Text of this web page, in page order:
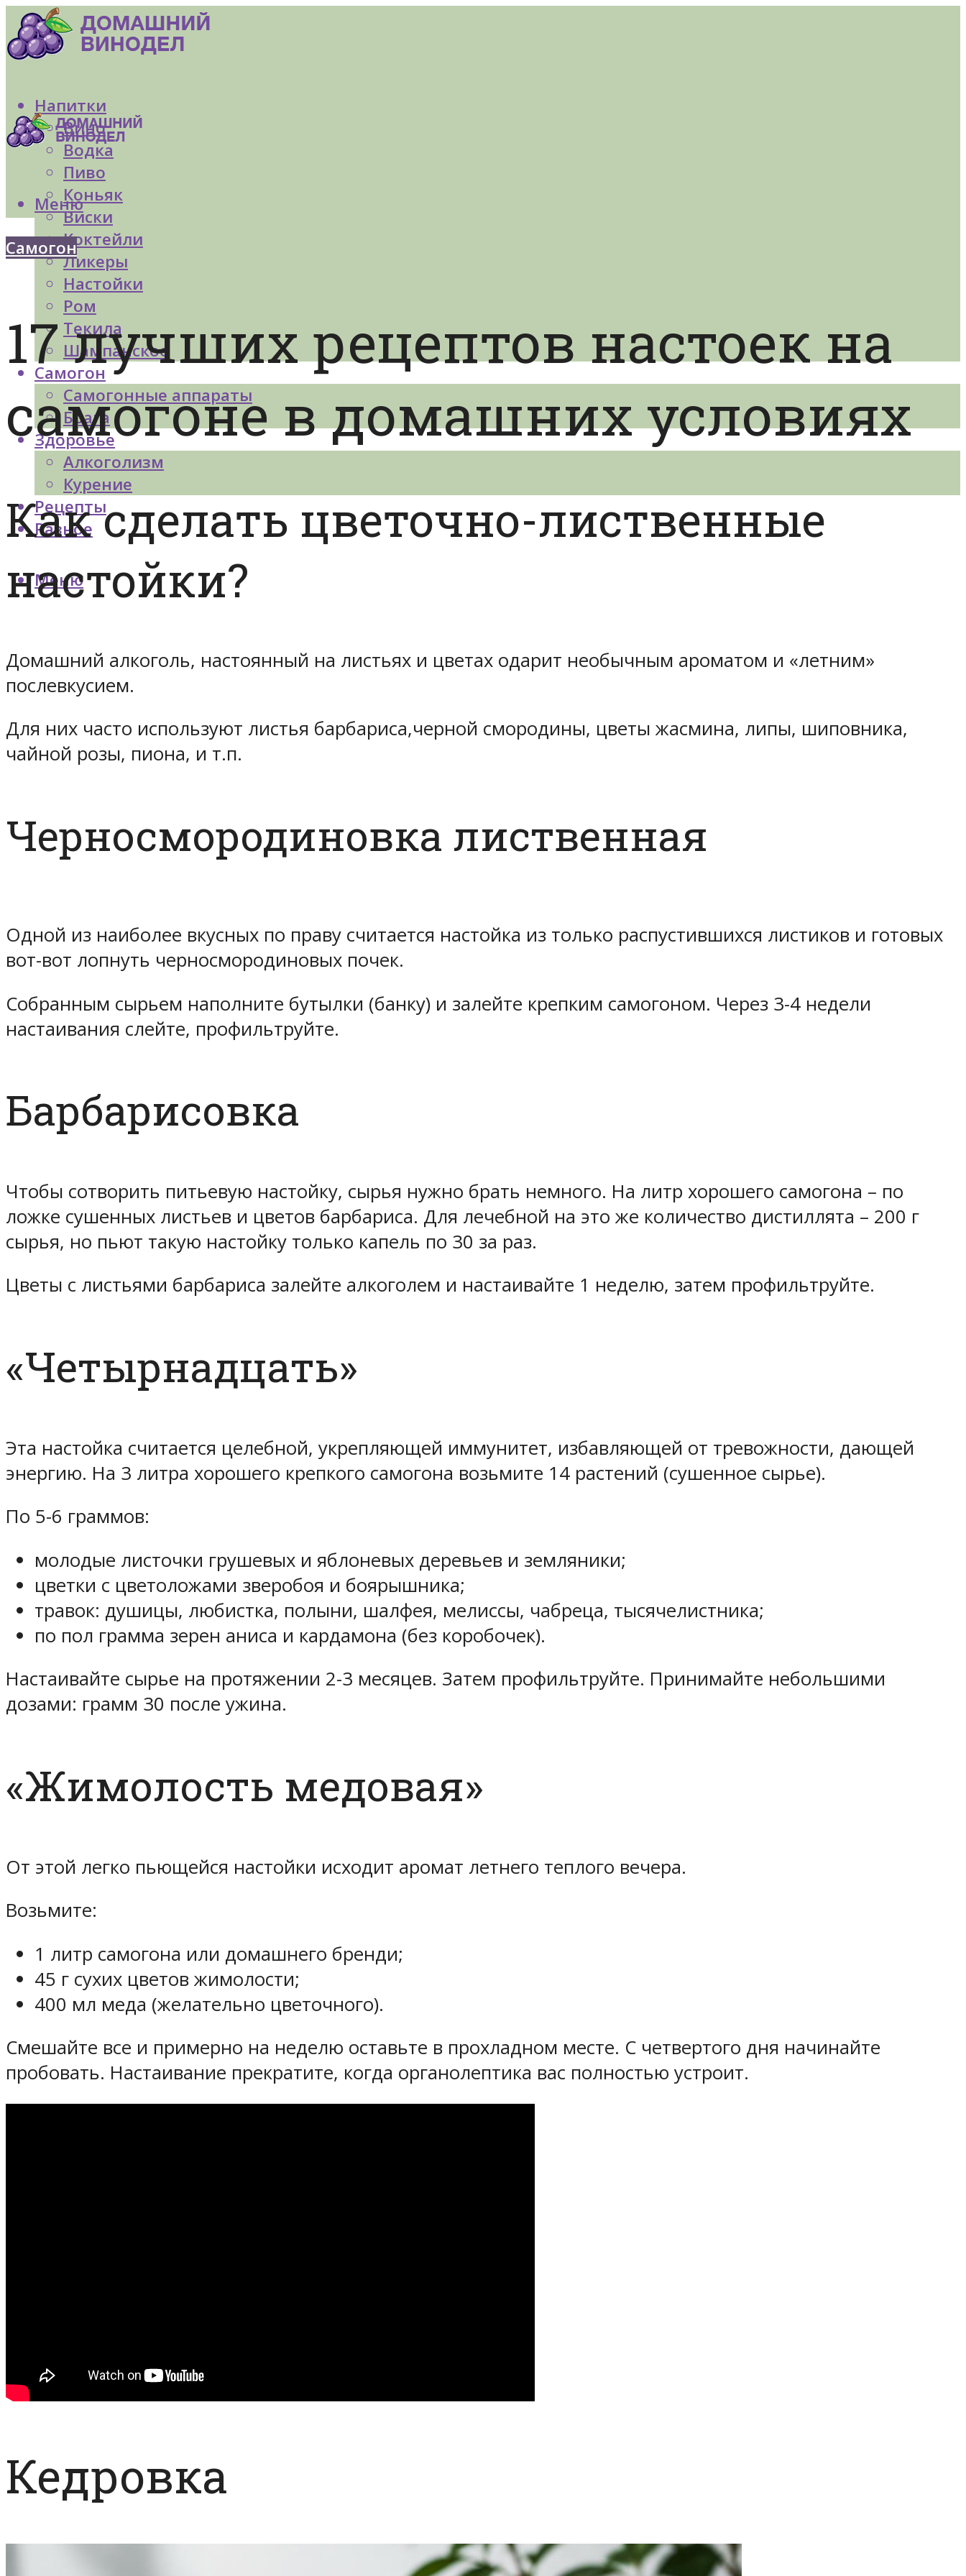
Напитки
Вино
Водка
Пиво
Коньяк
Виски
Коктейли
Ликеры
Настойки
Ром
Текила
Шампанское
Самогон
Самогонные аппараты
Брага
Здоровье
Алкоголизм
Курение
Рецепты
Разное
Меню
Меню
Самогон
17 лучших рецептов настоек на
самогоне в домашних условиях
Как сделать цветочно-лиственные
настойки?
Домашний алкоголь, настоянный на листьях и цветах одарит необычным ароматом и «летним»
послевкусием.
Для них часто используют листья барбариса,черной смородины, цветы жасмина, липы, шиповника,
чайной розы, пиона, и т.п.
Черносмородиновка лиственная
Одной из наиболее вкусных по праву считается настойка из только распустившихся листиков и готовых
вот-вот лопнуть черносмородиновых почек.
Собранным сырьем наполните бутылки (банку) и залейте крепким самогоном. Через 3-4 недели
настаивания слейте, профильтруйте.
Барбарисовка
Чтобы сотворить питьевую настойку, сырья нужно брать немного. На литр хорошего самогона – по
ложке сушенных листьев и цветов барбариса. Для лечебной на это же количество дистиллята – 200 г
сырья, но пьют такую настойку только капель по 30 за раз.
Цветы с листьями барбариса залейте алкоголем и настаивайте 1 неделю, затем профильтруйте.
«Четырнадцать»
Эта настойка считается целебной, укрепляющей иммунитет, избавляющей от тревожности, дающей
энергию. На 3 литра хорошего крепкого самогона возьмите 14 растений (сушенное сырье).
По 5-6 граммов:
молодые листочки грушевых и яблоневых деревьев и земляники;
цветки с цветоложами зверобоя и боярышника;
травок: душицы, любистка, полыни, шалфея, мелиссы, чабреца, тысячелистника;
по пол грамма зерен аниса и кардамона (без коробочек).
Настаивайте сырье на протяжении 2-3 месяцев. Затем профильтруйте. Принимайте небольшими
дозами: грамм 30 после ужина.
«Жимолость медовая»
От этой легко пьющейся настойки исходит аромат летнего теплого вечера.
Возьмите:
1 литр самогона или домашнего бренди;
45 г сухих цветов жимолости;
400 мл меда (желательно цветочного).
Смешайте все и примерно на неделю оставьте в прохладном месте. С четвертого дня начинайте
пробовать. Настаивание прекратите, когда органолептика вас полностью устроит.
Кедровка